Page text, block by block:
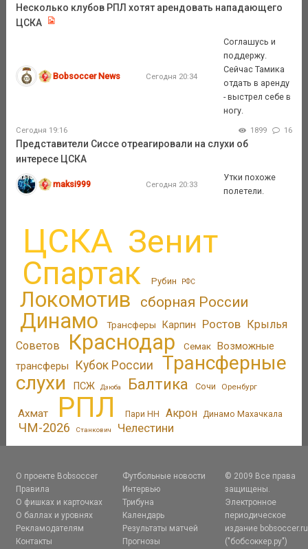
Несколько клубов РПЛ хотят арендовать нападающего
ЦСКА
Bobsoccer News Сегодня 20:34
Соглашусь и
поддержу.
Сейчас Тамика
отдать в аренду
- выстрел себе в
ногу.
Сегодня 19:16 1899 16
Представители Сиссе отреагировали на слухи об
интересе ЦСКА
maksi999 Сегодня 20:33
Утки похоже
полетели.
ЦСКА Зенит
Спартак Рубин РФС
Локомотив сборная России
Динамо Трансферы Карпин Ростов Крылья
Советов
Краснодар Семак Возможные
трансферы
Кубок России
Трансферные
слухи
ПСЖ Дзюба Балтика Сочи Оренбург
Ахмат РПЛ Пари НН Акрон Динамо Махачкала
ЧМ-2026 Станкович Челестини
О проекте Bobsoccer
Правила
О фишках и карточках
О баллах и уровнях
Рекламодателям
Контакты
Футбольные новости
Интервью
Трибуна
Календарь
Результаты матчей
Прогнозы
© 2009 Все права
защищены.
Электронное
периодическое
издание bobsoccer.ru
("бобсоккер.ру")